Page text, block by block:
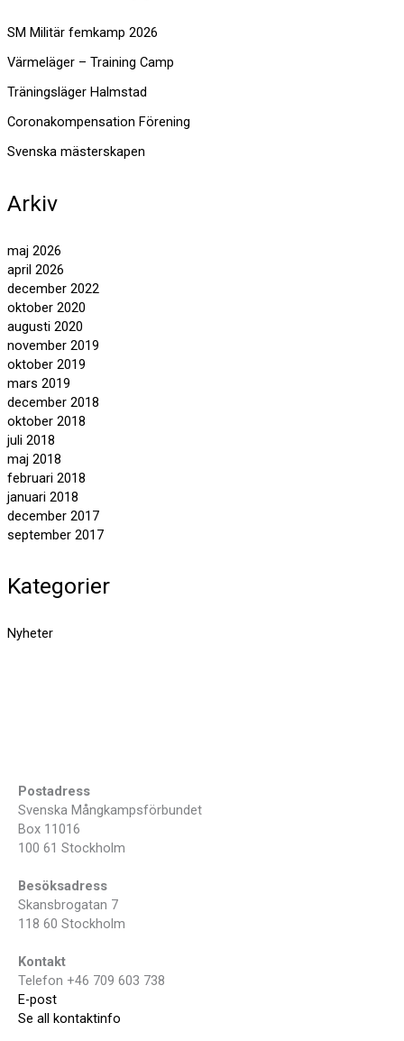
SM Militär femkamp 2026
Värmeläger – Training Camp
Träningsläger Halmstad
Coronakompensation Förening
Svenska mästerskapen
Arkiv
maj 2026
april 2026
december 2022
oktober 2020
augusti 2020
november 2019
oktober 2019
mars 2019
december 2018
oktober 2018
juli 2018
maj 2018
februari 2018
januari 2018
december 2017
september 2017
Kategorier
Nyheter
Postadress
Svenska Mångkampsförbundet
Box 11016
100 61 Stockholm
Besöksadress
Skansbrogatan 7
118 60 Stockholm
Kontakt
Telefon +46 709 603 738
E-post
Se all kontaktinfo